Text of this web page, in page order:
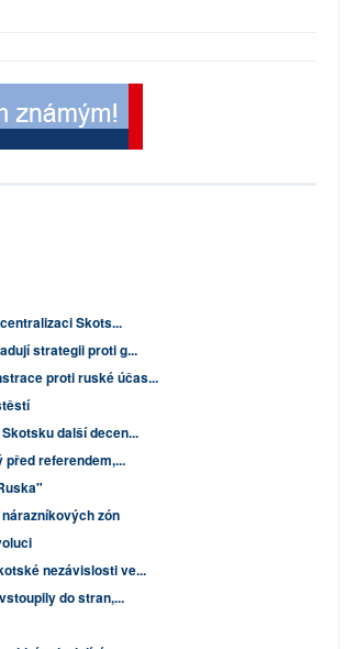
Skots...
strategii proti g...
proti ruské účas...
další decen...
referendem,...
zón
nezávislosti ve...
do stran,...